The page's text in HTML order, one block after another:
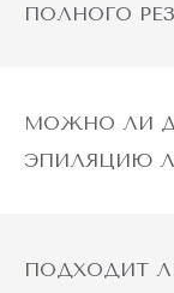
ПОЛНОГО
МОЖНО ЛИ
ЭПИЛЯЦИЮ
ПОДХОДИТ